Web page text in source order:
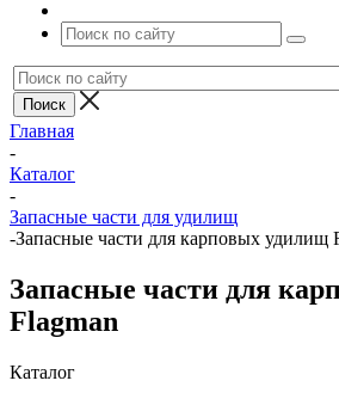
Главная
-
Каталог
-
Запасные части для удилищ
-Запасные части для карповых удилищ
Запасные части для
Flagman
Каталог